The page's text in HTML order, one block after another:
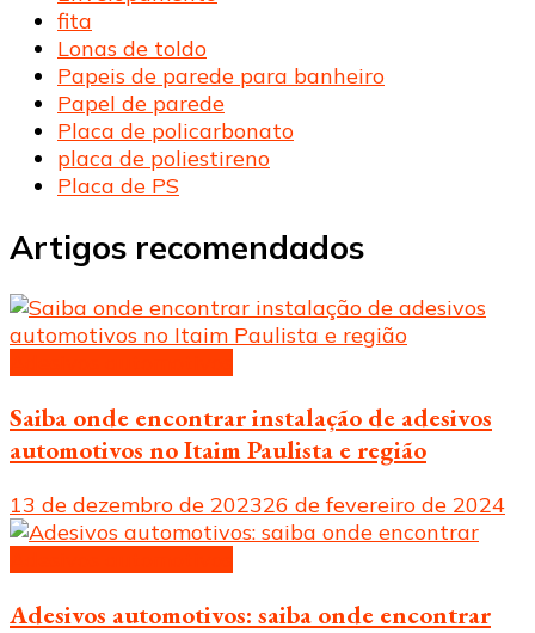
fita
Lonas de toldo
Papeis de parede para banheiro
Papel de parede
Placa de policarbonato
placa de poliestireno
Placa de PS
Artigos recomendados
Saiba onde encontrar instalação de adesivos
automotivos no Itaim Paulista e região
13 de dezembro de 202326 de fevereiro de 2024
Adesivos automotivos: saiba onde encontrar